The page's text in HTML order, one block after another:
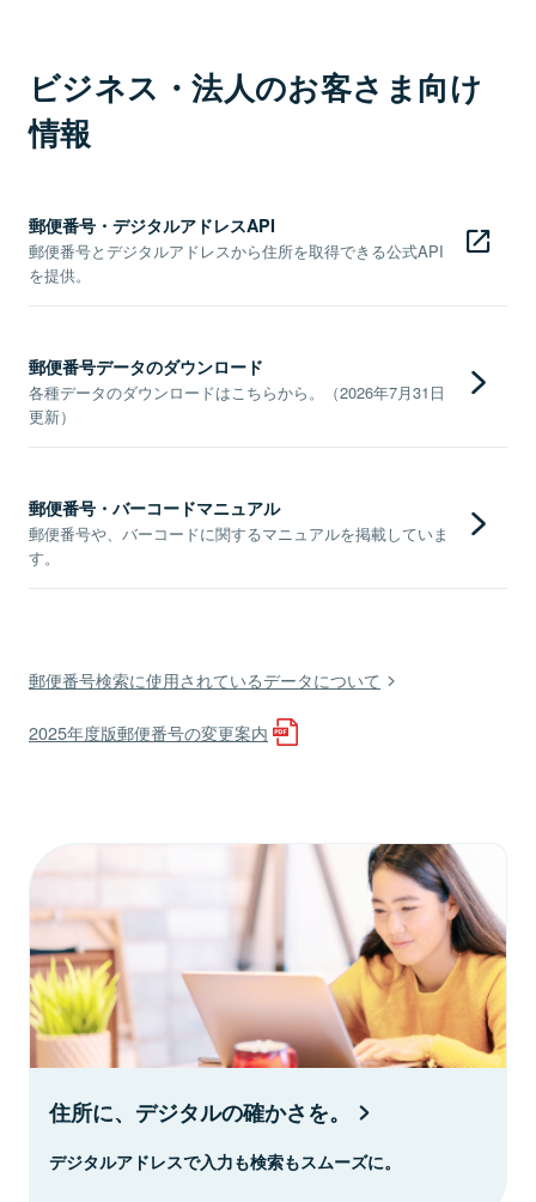
ビジネス・法人のお客さま向け
情報
郵便番号・デジタルアドレスAPI
郵便番号とデジタルアドレスから住所を取得できる公式API
を提供。
郵便番号データのダウンロード
各種データのダウンロードはこちらから。（2026年7月31日
更新）
郵便番号・バーコードマニュアル
郵便番号や、バーコードに関するマニュアルを掲載していま
す。
郵便番号検索に使用されているデータについて
2025年度版郵便番号の変更案内
住所に、デジタルの確かさを。
デジタルアドレスで入力も検索もスムーズに。